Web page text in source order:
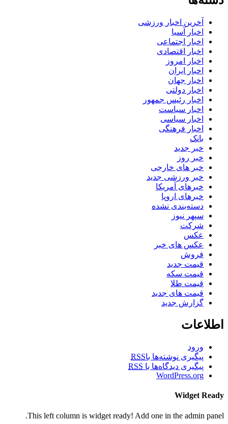
آخرین اخبار ورزشی
اخبار آسیا
اخبار اجتماعی
اخبار اقتصادی
اخبار امروز
اخبار ایران
اخبار جهان
اخبار دولتی
اخبار رئیس جمهور
اخبار سیاست
اخبار سیاسی
اخبار فرهنگی
بانک
خبر جدید
خبر روز
خبر های خارجی
خبر ورزشی جدید
خبرهای آمریکا
خبرهای اروپا
دسته‌بندی نشده
سپهر نیوز
شرکت
عکس
عکس های خبر
فروش
قیمت جدید
قیمت سکه
قیمت طلا
قیمت های جدید
گزارش جدید
اطلاعات
ورود
پیگیری نوشته‌ها باRSS
پیگیری دیدگاه‌ها با RSS
WordPress.org
Widget Ready
This left column is widget ready! Add one in the admin panel.